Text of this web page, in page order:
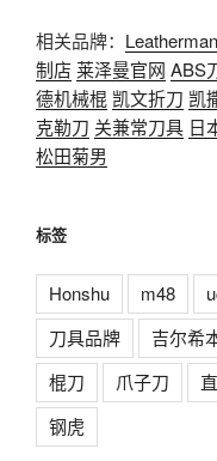
相关品牌： Leatherman
制店莱泽曼官网 ABS
德机械棍 凯文折刀 凯
克勒刀 关兼常刀具 日
松田菊男
标签
Honshu m48
刀具品牌
吉尔希
棍刀
爪子刀
钢虎